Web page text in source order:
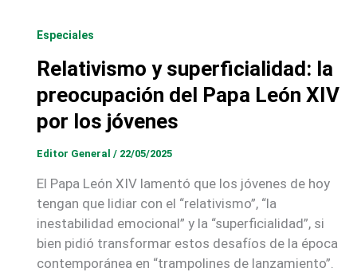
Especiales
Relativismo y superficialidad: la
preocupación del Papa León XIV
por los jóvenes
Editor General / 22/05/2025
El Papa León XIV lamentó que los jóvenes de hoy
tengan que lidiar con el “relativismo”, “la
inestabilidad emocional” y la “superficialidad”, si
bien pidió transformar estos desafíos de la época
contemporánea en “trampolines de lanzamiento”.